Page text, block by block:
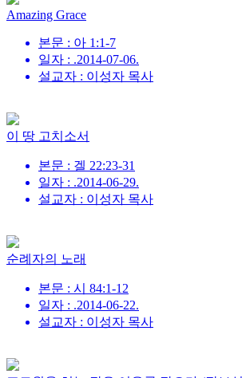
Amazing Grace
본문 : 아 1:1-7
일자 : .2014-07-06.
설교자 : 이성자 목사
이 땅 고치소서
본문 : 겔 22:23-31
일자 : .2014-06-29.
설교자 : 이성자 목사
순례자의 노래
본문 : 시 84:1-12
일자 : .2014-06-22.
설교자 : 이성자 목사